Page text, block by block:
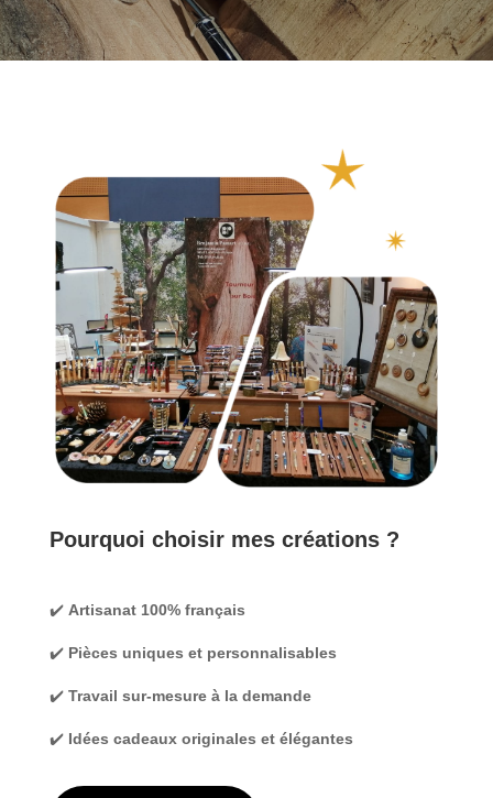
Pourquoi choisir mes créations ?
✔️ Artisanat 100% français
✔️ Pièces uniques et personnalisables
✔️ Travail sur-mesure à la demande
✔️ Idées cadeaux originales et élégantes